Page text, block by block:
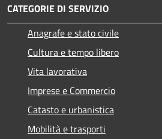
CATEGORIE DI SERVIZIO
Anagrafe e stato civile
Cultura e tempo libero
Vita lavorativa
Imprese e Commercio
Catasto e urbanistica
Mobilità e trasporti